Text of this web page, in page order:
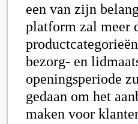
een van zijn
platform zal meer
bezorg- en
openingsperiode
gedaan om het
maken voor